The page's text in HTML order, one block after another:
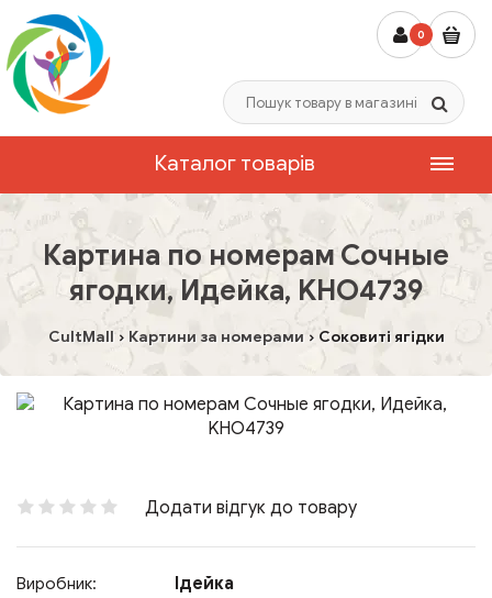
0
Каталог товарів
Картина по номерам Сочные
ягодки, Идейка, KHO4739
CultMall Картини за номерами Соковиті ягідки
Додати відгук до товару
Виробник: Ідейка